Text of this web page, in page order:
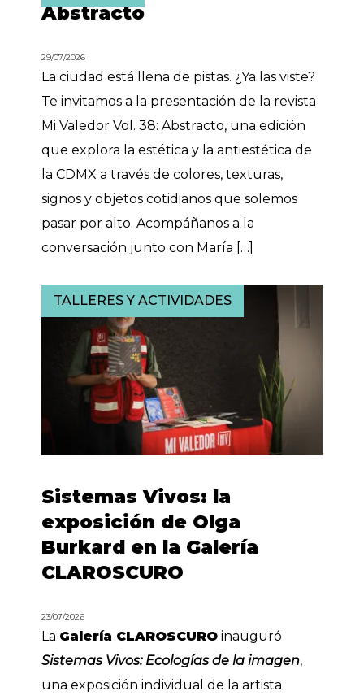
Abstracto
29/07/2026
La ciudad está llena de pistas. ¿Ya las viste?
Te invitamos a la presentación de la revista
Mi Valedor Vol. 38: Abstracto, una edición
que explora la estética y la antiestética de
la CDMX a través de colores, texturas,
signos y objetos cotidianos que solemos
pasar por alto. Acompáñanos a la
conversación junto con María […]
TALLERES Y ACTIVIDADES
Sistemas Vivos: la
exposición de Olga
Burkard en la Galería
CLAROSCURO
23/07/2026
La Galería CLAROSCURO inauguró
Sistemas Vivos: Ecologías de la imagen,
una exposición individual de la artista